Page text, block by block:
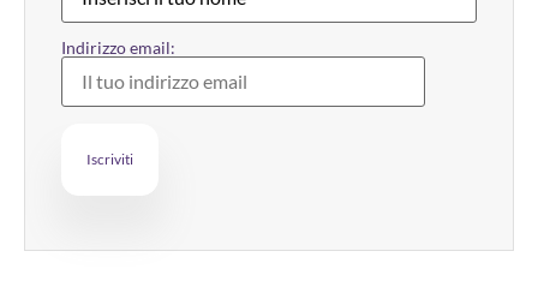
Indirizzo email: